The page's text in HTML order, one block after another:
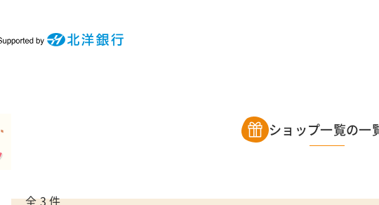
ショップ一覧の一
全 3 件